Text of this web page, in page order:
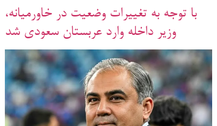
با توجه به تغییرات وضعیت در خاورمیانه،
وزیر داخله وارد عربستان سعودی شد